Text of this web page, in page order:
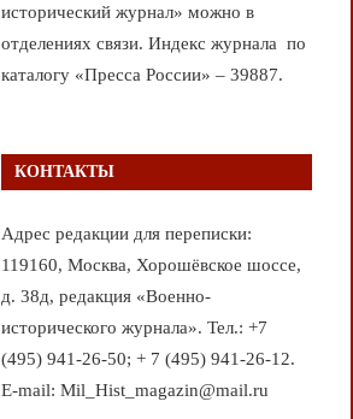
исторический журнал» можно в
отделениях связи. Индекс журнала по
каталогу «Пресса России» – 39887.
КОНТАКТЫ
Адрес редакции для переписки:
119160, Москва, Хорошёвское шоссе,
д. 38д, редакция «Военно-
исторического журнала». Тел.: +7
(495) 941-26-50; + 7 (495) 941-26-12.
E-mail: Mil_Hist_magazin@mail.ru